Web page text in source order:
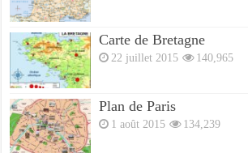
Carte de Bretagne
22 juillet 2015 140,965
Plan de Paris
1 août 2015 134,239